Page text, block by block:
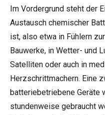
Im Vordergrund steht der
Austausch chemischer
ist, also etwa in Fühlern
Bauwerke, in Wetter- und
Satelliten oder auch in
Herzschrittmachern. Eine
batteriebetriebene Geräte
stundenweise gebraucht